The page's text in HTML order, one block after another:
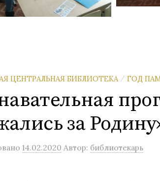
ЦЕНТРАЛЬНАЯ БИБЛИОТЕКА / ГОД
за
14.02.2020 Автор: библиотекарь